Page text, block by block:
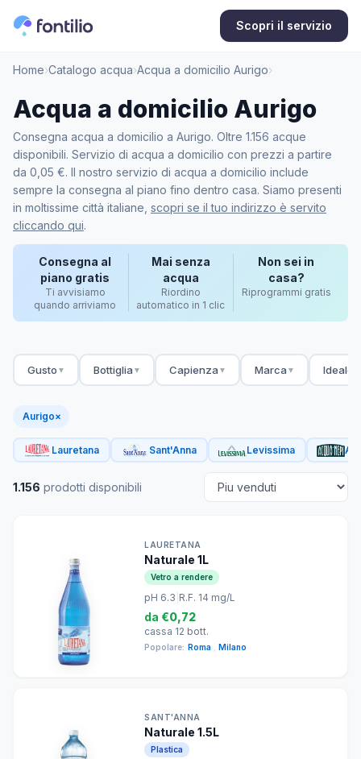
Scopri il servizio
Home›Catalogo acqua›Acqua a domicilio Aurigo›
Acqua a domicilio Aurigo
Consegna acqua a domicilio a Aurigo. Oltre 1.156 acque
disponibili. Servizio di acqua a domicilio con prezzi a partire
da 0,05 €. Il nostro servizio di acqua a domicilio include
sempre la consegna al piano fino dentro casa. Siamo presenti
in moltissime città italiane, scopri se il tuo indirizzo è servito
cliccando qui.
Consegna al
piano gratis
Ti avvisiamo
quando arriviamo
Mai senza
acqua
Riordino
automatico in 1 clic
Non sei in
casa?
Riprogrammi gratis
Gusto ▼ Bottiglia ▼ Capienza ▼ Marca ▼ Ideale
Aurigo×
Lauretana Sant'Anna Levissima
1.156 prodotti disponibili
LAURETANA
Naturale 1L
Vetro a rendere
pH 6.3 R.F. 14 mg/L
da €0,72
cassa 12 bott.
Popolare: Roma Milano
SANT'ANNA
Naturale 1.5L
Plastica